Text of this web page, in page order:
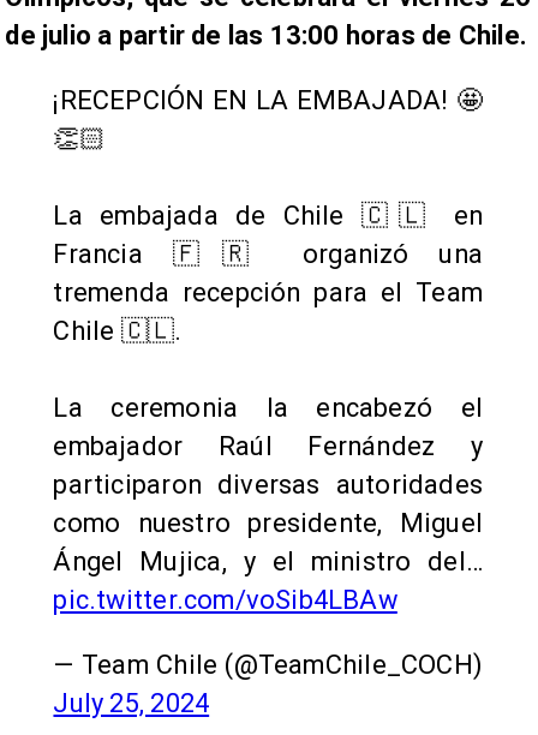
de julio a partir de las 13:00 horas de Chile.
¡RECEPCIÓN EN LA EMBAJADA! 🤩
👏🏻
La embajada de Chile 🇨🇱 en
Francia 🇫🇷 organizó una
tremenda recepción para el Team
Chile 🇨🇱.
La ceremonia la encabezó el
embajador Raúl Fernández y
participaron diversas autoridades
como nuestro presidente, Miguel
Ángel Mujica, y el ministro del…
pic.twitter.com/voSib4LBAw
— Team Chile (@TeamChile_COCH)
July 25, 2024